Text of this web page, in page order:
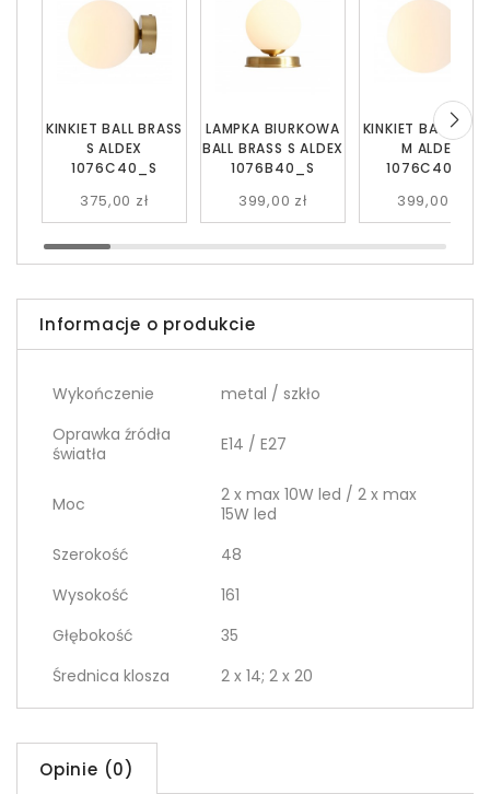
LAMPKA BIURKOWA
BALL BRASS S ALDEX
1076B40_S
399,00 zł
KINKIET BALL BRASS
S ALDEX
1076C40_S
375,00 zł
KINKIET BALL
M ALDEX
1076C40_M
399,00 zł
Informacje o produkcie
Wykończenie
metal / szkło
Oprawka źródła
światła
E14 / E27
Moc
2 x max 10W led / 2 x max
15W led
Szerokość
48
Wysokość
161
Głębokość
35
Średnica klosza
2 x 14; 2 x 20
Opinie (0)